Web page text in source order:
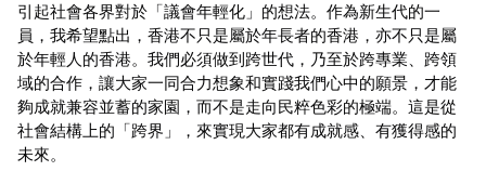
引起社會各界對於「議會年輕化」的想法。作為新生代的一
員，我希望點出，香港不只是屬於年長者的香港，亦不只是屬
於年輕人的香港。我們必須做到跨世代，乃至於跨專業、跨領
域的合作，讓大家一同合力想象和實踐我們心中的願景，才能
夠成就兼容並蓄的家園，而不是走向民粹色彩的極端。這是從
社會結構上的「跨界」，來實現大家都有成就感、有獲得感的
未來。